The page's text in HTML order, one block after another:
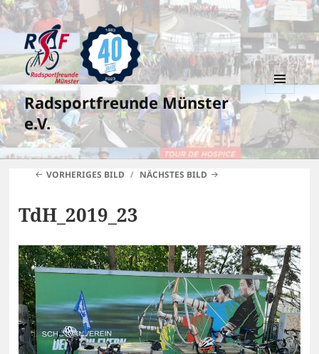
Radsportfreunde Münster
e.V.
MENÜ
UND
WIDGETS
VORHERIGES BILD NÄCHSTES BILD
TdH_2019_23